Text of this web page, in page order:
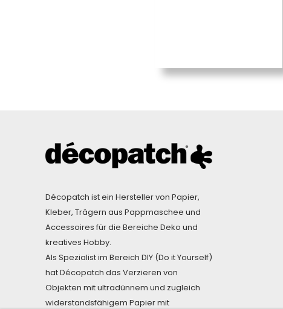
Décopatch ist ein Hersteller von Papier,
Kleber, Trägern aus Pappmaschee und
Accessoires für die Bereiche Deko und
kreatives Hobby.
Als Spezialist im Bereich DIY (Do it Yourself)
hat Décopatch das Verzieren von
Objekten mit ultradünnem und zugleich
widerstandsfähigem Papier mit